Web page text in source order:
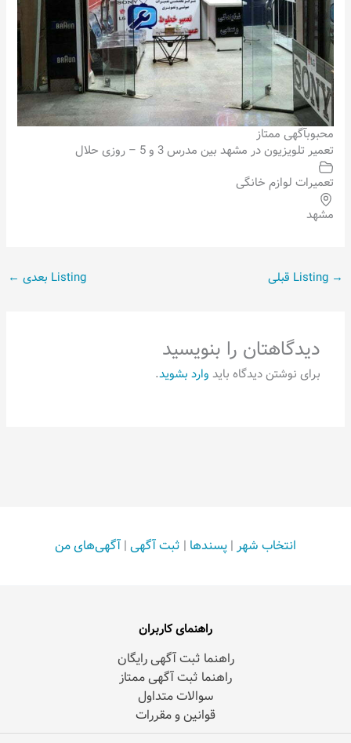
محبوبآگهی ممتاز
تعمیر تلویزیون در مشهد بین مدرس 3 و 5 – روزی حلال
تعمیرات لوازم خانگی
مشهد
→ Listing بعدی ←
دیدگاهتان را بنویسید
برای نوشتن دیدگاه باید وارد بشوید.
انتخاب شهر | پسندها | ثبت آگهی | آگهی‌های من
راهنمای کاربران
راهنما ثبت آگهی رایگان
راهنما ثبت آگهی ممتاز
سوالات متداول
قوانین و مقررات